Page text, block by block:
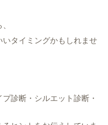
タイミングかもしれませ
診断・シルエット診断・